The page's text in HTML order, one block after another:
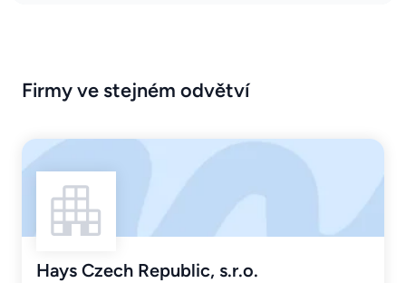
Firmy ve stejném odvětví
Hays Czech Republic, s.r.o.